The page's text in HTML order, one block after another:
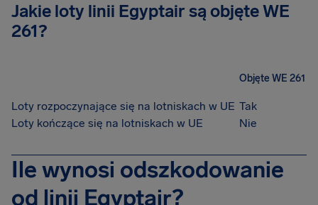
Jakie loty linii Egyptair są objęte WE
261?
Objęte WE 261
Loty rozpoczynające się na lotniskach w UE Tak
Loty kończące się na lotniskach w UE
Nie
Ile wynosi odszkodowanie
od linii Egyptair?